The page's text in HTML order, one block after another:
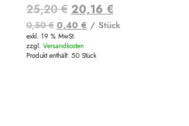
25,20€ Ursprünglicher
Preis
war:
20,16 €Aktueller
Preis
0,50€ 0,40 € / Stück
exkl. 19 % MwSt.
zzgl. Versandkosten
Produkt enthält: 50 Stück